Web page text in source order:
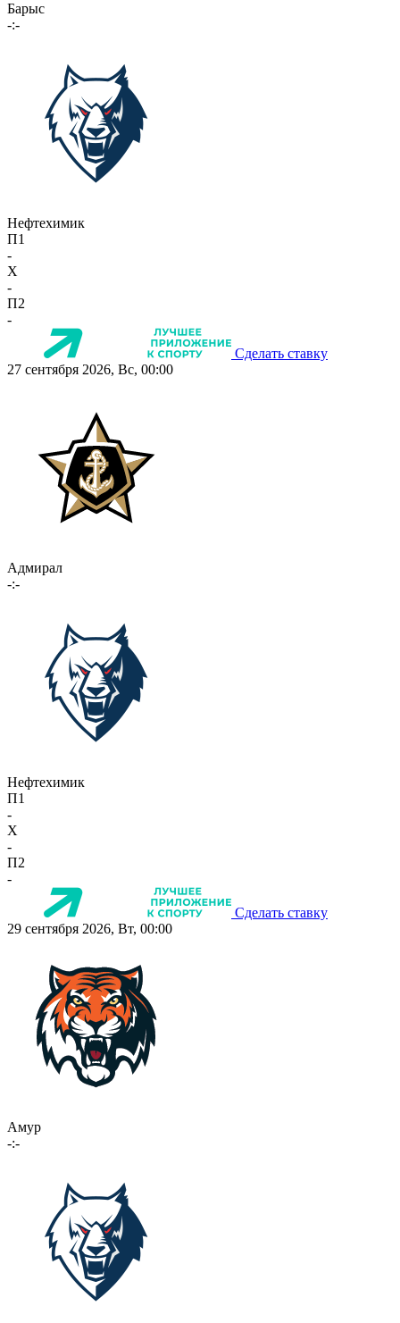
Барыс
-:-
Нефтехимик
П1
-
X
-
П2
-
Сделать ставку
27 сентября 2026, Вс, 00:00
Адмирал
-:-
Нефтехимик
П1
-
X
-
П2
-
Сделать ставку
29 сентября 2026, Вт, 00:00
Амур
-:-